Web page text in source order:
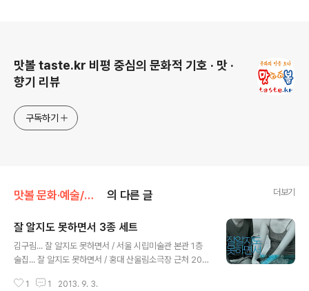
맛볼 taste.kr 비평 중심의 문화적 기호 · 맛 ·
향기 리뷰
구독하기
맛볼 문화·예술/맛볼 영화 의 다른 글 더보기
잘 알지도 못하면서 3종 세트
김구림... 잘 알지도 못하면서 / 서울 시립미술관 본관 1층
술집... 잘 알지도 못하면서 / 홍대 산울림소극장 근처 200
풍 술집. 저예산 빈티지 카페를 의도하는 이들에게 참고가
1 1 2013. 9. 3.